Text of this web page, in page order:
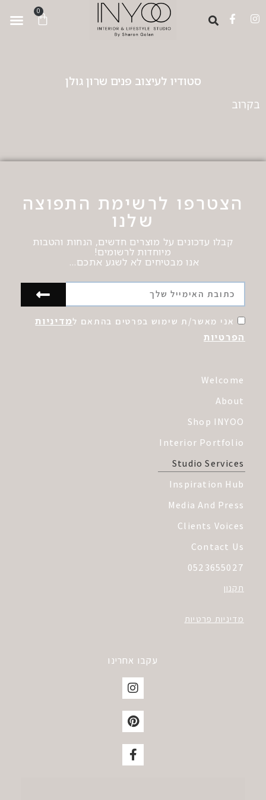
0
סטודיו לעיצוב פנים שרון גולן
בקרוב
Welcome
About
Shop INYOO
Interior Portfolio
Studio Services
Inspiration Hub
Media And Press
Clients Voices
Contact Us
0523655027
תקנון
מדיניות פרטיות
הצטרפו לרשימת התפוצה
שלנו
קבלו עדכונים על מוצרים חדשים, הנחות והטבות
מיוחדות לרשומים!
אנו מבטיחים לא לשגע אתכם…
אני מאשר/ת שימוש בפרטים בהתאם למדיניות
הפרטיות
עקבו אחרינו